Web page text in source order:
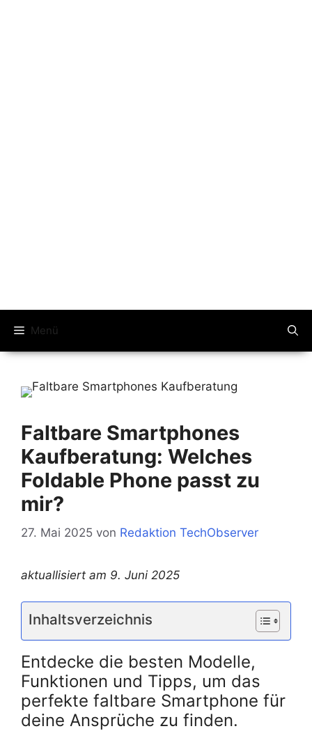
Menü
Faltbare Smartphones
Kaufberatung: Welches
Foldable Phone passt zu
mir?
27. Mai 2025 von Redaktion TechObserver
aktuallisiert am 9. Juni 2025
Inhaltsverzeichnis
Entdecke die besten Modelle,
Funktionen und Tipps, um das
perfekte faltbare Smartphone für
deine Ansprüche zu finden.